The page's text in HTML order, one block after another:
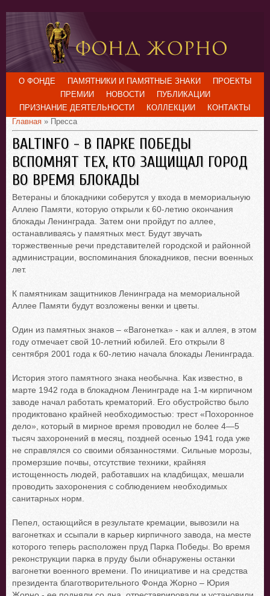
О ФОНДЕ ПАМЯТНИКИ И ПАМЯТНЫЕ ЗНАКИ
ПРОЕКТЫ
ПРЕМИИ
НОВОСТИ
ПУБЛИКАЦИИ
ПРИЗНАНИЕ ДЕЯТЕЛЬНОСТИ
КОЛЛЕКЦИИ
КОНТАКТЫ
Главная » Пресса
BALTINFO - В ПАРКЕ ПОБЕДЫ
ВСПОМНЯТ ТЕХ, КТО ЗАЩИЩАЛ ГОРОД
ВО ВРЕМЯ БЛОКАДЫ
Ветераны и блокадники соберутся у входа в мемориальную
Аллею Памяти, которую открыли к 60-летию окончания
блокады Ленинграда. Затем они пройдут по аллее,
останавливаясь у памятных мест. Будут звучать
торжественные речи представителей городской и районной
администрации, воспоминания блокадников, песни военных
лет.
К памятникам защитников Ленинграда на мемориальной
Аллее Памяти будут возложены венки и цветы.
Один из памятных знаков – «Вагонетка» - как и аллея, в этом
году отмечает свой 10-летний юбилей. Его открыли 8
сентября 2001 года к 60-летию начала блокады Ленинграда.
История этого памятного знака необычна. Как известно, в
марте 1942 года в блокадном Ленинграде на 1-м кирпичном
заводе начал работать крематорий. Его обустройство было
продиктовано крайней необходимостью: трест «Похоронное
дело», который в мирное время проводил не более 4—5
тысяч захоронений в месяц, поздней осенью 1941 года уже
не справлялся со своими обязанностями. Сильные морозы,
промерзшие почвы, отсутствие техники, крайняя
истощенность людей, работавших на кладбищах, мешали
проводить захоронения с соблюдением необходимых
санитарных норм.
Пепел, остающийся в результате кремации, вывозили на
вагонетках и ссыпали в карьер кирпичного завода, на месте
которого теперь расположен пруд Парка Победы. Во время
реконструкции парка в пруду были обнаружены останки
вагонетки военного времени. По инициативе и на средства
президента благотворительного Фонда Жорно – Юрия